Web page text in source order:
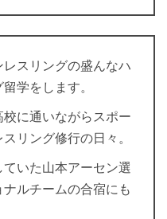
スリングの盛んなハ
学をします。
に通いながらスポー
リング修行の日々。
いた山本アーセン選
ルチームの合宿にも